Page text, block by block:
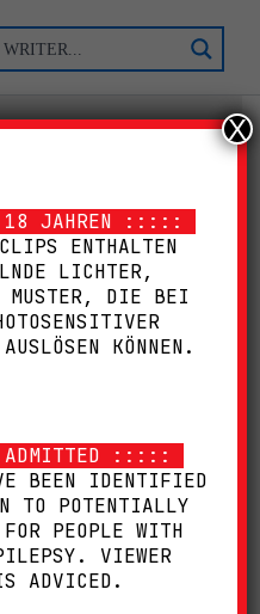
PLAYLIST
WATCHLIST
JAHREN :::::
ENTHALTEN
LICHTER,
MUSTER, DIE BEI
KÖNNEN.
:::::
BEEN IDENTIFIED
TO POTENTIALLY
PEOPLE WITH
VIEWER
ADVICED.
X